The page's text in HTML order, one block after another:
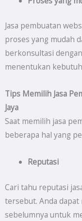
Jasa pembuatan
proses yang mudah
berkonsultasi
menentukan
Tips Memilih Jasa
Jaya
Saat memilih jasa
beberapa hal yang
Reputasi
Cari tahu reputasi
tersebut. Anda dapat
sebelumnya untuk